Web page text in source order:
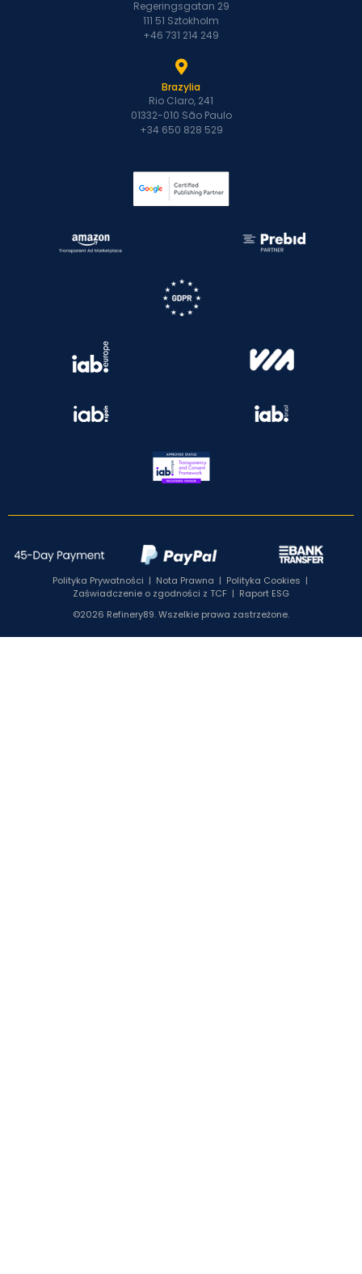
Regeringsgatan 29
111 51 Sztokholm
+46 731 214 249
Brazylia
Rio Claro, 241
01332-010 São Paulo
+34 650 828 529
Polityka Prywatności | Nota Prawna | Polityka Cookies |
Zaświadczenie o zgodności z TCF | Raport ESG
©2026 Refinery89. Wszelkie prawa zastrzeżone.